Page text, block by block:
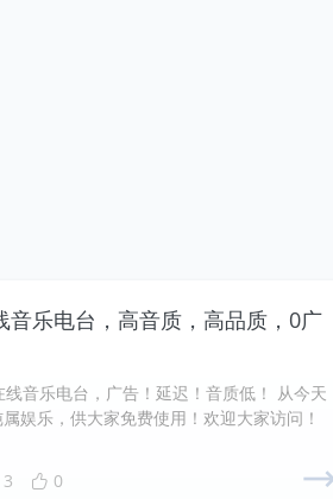
乐电台，高音质，高品质，0广
音乐电台，广告！延迟！音质低！ 从今天
娱乐，供大家免费使用！欢迎大家访问！
3 0